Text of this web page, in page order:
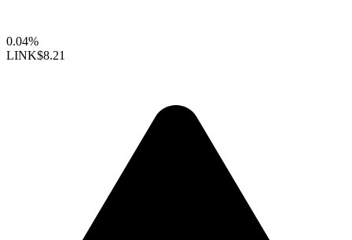
0.04%
LINK$8.21